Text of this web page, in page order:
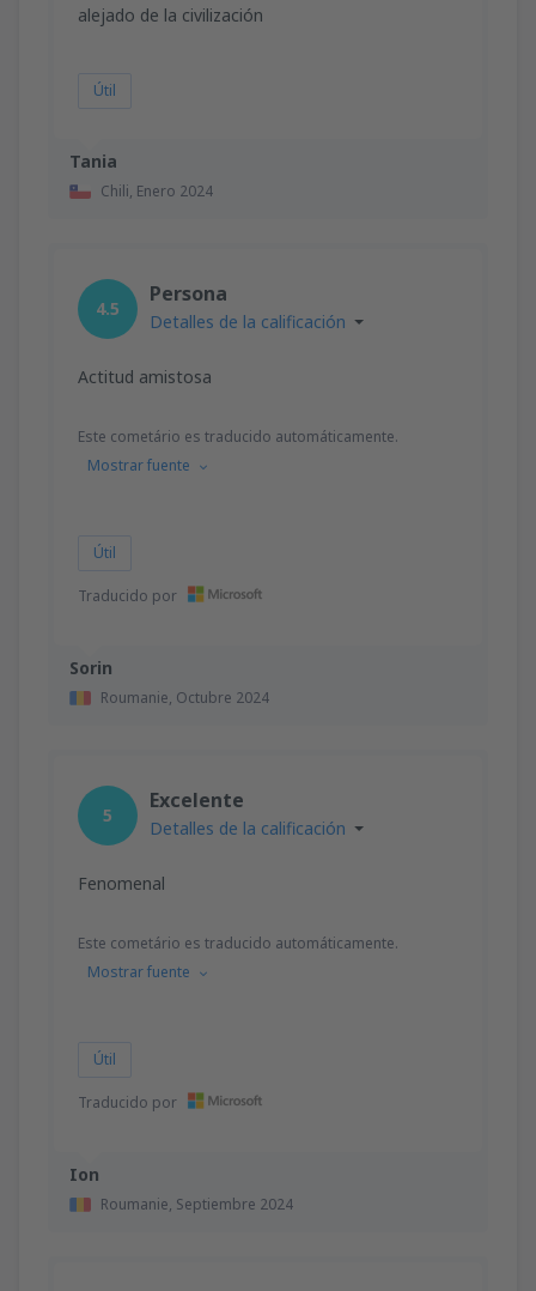
Tania
Chili, Enero 2024
alejado de la civilización
Útil
Sorin
Roumanie, Octubre 2024
4.5
Persona
Detalles de la calificación
Actitud amistosa
Este cometário es traducido automáticamente.
Mostrar fuente
Útil
Traducido por
Ion
Roumanie, Septiembre 2024
5
Excelente
Detalles de la calificación
Fenomenal
Este cometário es traducido automáticamente.
Mostrar fuente
Útil
Traducido por